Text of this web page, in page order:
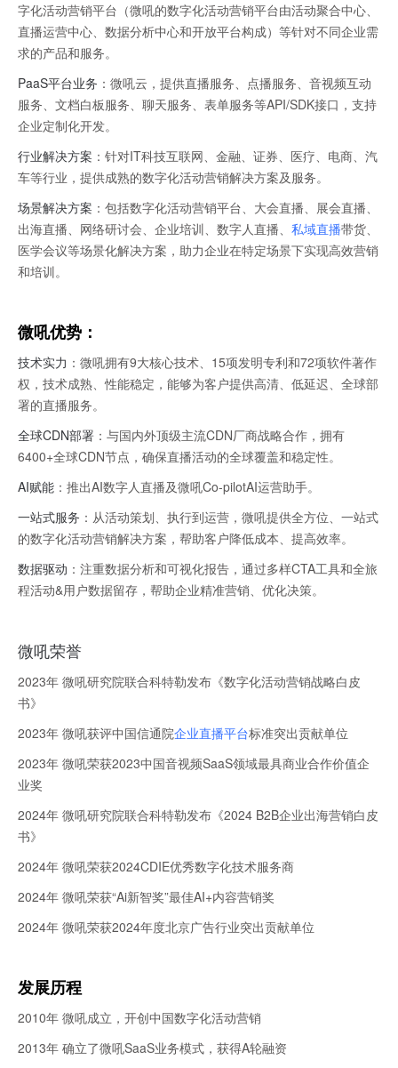
字化活动营销平台（微吼的数字化活动营销平台由活动聚合中心、
直播运营中心、数据分析中心和开放平台构成）等针对不同企业需
求的产品和服务。
PaaS平台业务 ：微吼云，提供直播服务、点播服务、音视频互动
服务、文档白板服务、聊天服务、表单服务等API/SDK接口，支持
企业定制化开发。
行业解决方案 ：针对IT科技互联网、金融、证券、医疗、电商、汽
车等行业，提供成熟的数字化活动营销解决方案及服务。
场景解决方案 ：包括数字化活动营销平台、大会直播、展会直播、
出海直播、网络研讨会、企业培训、数字人直播、 私域直播带货、
医学会议等场景化解决方案，助力企业在特定场景下实现高效营销
和培训。
微吼优势：
技术实力 ：微吼拥有9大核心技术、15项发明专利和72项软件著作
权，技术成熟、性能稳定，能够为客户提供高清、低延迟、全球部
署的直播服务。
全球CDN部署 ：与国内外顶级主流CDN厂商战略合作，拥有
6400+全球CDN节点，确保直播活动的全球覆盖和稳定性。
AI赋能 ：推出AI数字人直播及微吼Co-pilotAI运营助手。
一站式服务 ：从活动策划、执行到运营，微吼提供全方位、一站式
的数字化活动营销解决方案，帮助客户降低成本、提高效率。
数据驱动 ：注重数据分析和可视化报告，通过多样CTA工具和全旅
程活动&用户数据留存，帮助企业精准营销、优化决策。
微吼荣誉
2023年 微吼研究院联合科特勒发布《数字化活动营销战略白皮
书》
2023年 微吼获评中国信通院企业直播平台标准突出贡献单位
2023年 微吼荣获2023中国音视频SaaS领域最具商业合作价值企
业奖
2024年 微吼研究院联合科特勒发布《2024 B2B企业出海营销白皮
书》
2024年 微吼荣获2024CDIE优秀数字化技术服务商
2024年 微吼荣获“Ai新智奖”最佳AI+内容营销奖
2024年 微吼荣获2024年度北京广告行业突出贡献单位
发展历程
2010年 微吼成立，开创中国数字化活动营销
2013年 确立了微吼SaaS业务模式，获得A轮融资